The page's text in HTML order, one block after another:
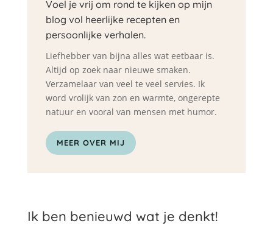
Voel je vrij om rond te kijken op mijn
blog vol heerlijke recepten en
persoonlijke verhalen.
Liefhebber van bijna alles wat eetbaar is.
Altijd op zoek naar nieuwe smaken.
Verzamelaar van veel te veel servies. Ik
word vrolijk van zon en warmte, ongerepte
natuur en vooral van mensen met humor.
MEER OVER MIJ
Ik ben benieuwd wat je denkt!